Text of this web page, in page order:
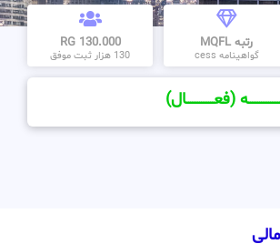
رتبه MQFL
گواهینامه cess
130.000 RG
130 هزار ثبت موفق
(فعـــــــــــــــال)